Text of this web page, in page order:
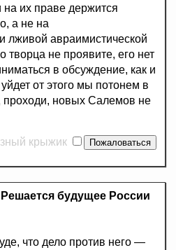
их праве держится
а не на
лживой авраимистической
творца не проявите, его нет
в обсуждение, как и
от этого мы потонем в
проходи, новых Салемов не
крыжик
Решается будущее России
что дело против него —